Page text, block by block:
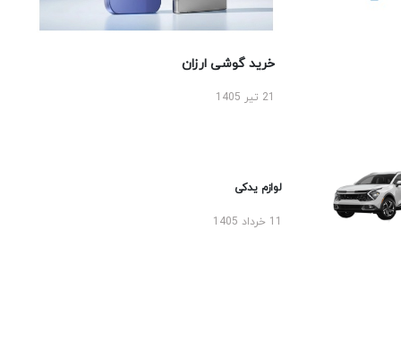
خرید گوشی ارزان
لوازم یدکی